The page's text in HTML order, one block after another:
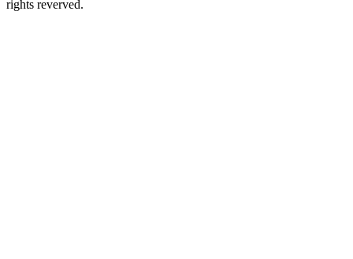
rights reverved.